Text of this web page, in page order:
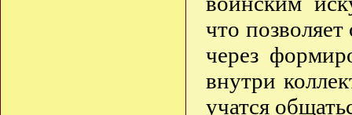
что
через
внутри
учатся